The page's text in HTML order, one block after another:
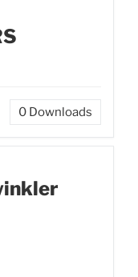
0 Downloads